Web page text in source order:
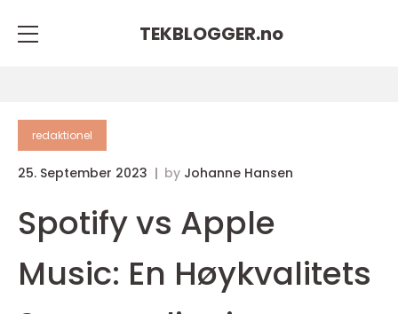
TEKBLOGGER.no
redaktionel
25. September 2023 by Johanne Hansen
Spotify vs Apple
Music: En Høykvalitets